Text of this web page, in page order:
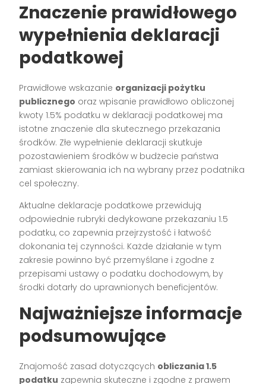
Znaczenie prawidłowego
wypełnienia deklaracji
podatkowej
Prawidłowe wskazanie organizacji pożytku
publicznego oraz wpisanie prawidłowo obliczonej
kwoty 1.5% podatku w deklaracji podatkowej ma
istotne znaczenie dla skutecznego przekazania
środków. Złe wypełnienie deklaracji skutkuje
pozostawieniem środków w budżecie państwa
zamiast skierowania ich na wybrany przez podatnika
cel społeczny.
Aktualne deklaracje podatkowe przewidują
odpowiednie rubryki dedykowane przekazaniu 1.5
podatku, co zapewnia przejrzystość i łatwość
dokonania tej czynności. Każde działanie w tym
zakresie powinno być przemyślane i zgodne z
przepisami ustawy o podatku dochodowym, by
środki dotarły do uprawnionych beneficjentów.
Najważniejsze informacje
podsumowujące
Znajomość zasad dotyczących obliczania 1.5
podatku zapewnia skuteczne i zgodne z prawem